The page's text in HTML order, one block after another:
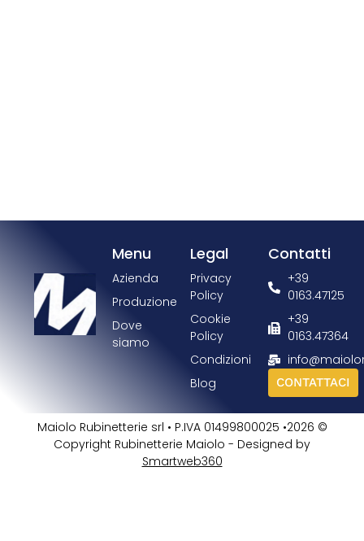
Menu
Azienda
Produzione
Dove
siamo
Legal
Privacy
Policy
Cookie
Policy
Condizioni
Blog
Contatti
+39
0163.47125
+39
0163.47364
CONTATTACI
Maiolo Rubinetterie srl • P.IVA 01499800025 •2026 ©
Copyright Rubinetterie Maiolo - Designed by
Smartweb360